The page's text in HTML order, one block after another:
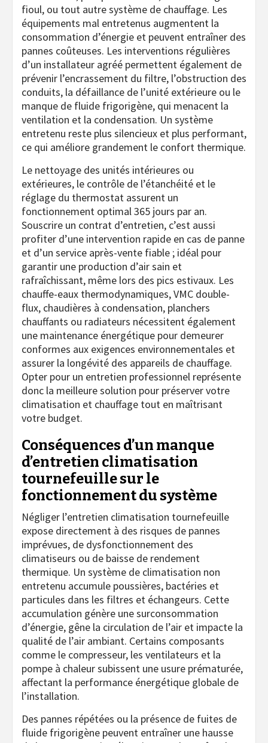
fioul, ou tout autre système de chauffage. Les
équipements mal entretenus augmentent la
consommation d’énergie et peuvent entraîner des
pannes coûteuses. Les interventions régulières
d’un installateur agréé permettent également de
prévenir l’encrassement du filtre, l’obstruction des
conduits, la défaillance de l’unité extérieure ou le
manque de fluide frigorigène, qui menacent la
ventilation et la condensation. Un système
entretenu reste plus silencieux et plus performant,
ce qui améliore grandement le confort thermique.
Le nettoyage des unités intérieures ou
extérieures, le contrôle de l’étanchéité et le
réglage du thermostat assurent un
fonctionnement optimal 365 jours par an.
Souscrire un contrat d’entretien, c’est aussi
profiter d’une intervention rapide en cas de panne
et d’un service après-vente fiable ; idéal pour
garantir une production d’air sain et
rafraîchissant, même lors des pics estivaux. Les
chauffe-eaux thermodynamiques, VMC double-
flux, chaudières à condensation, planchers
chauffants ou radiateurs nécessitent également
une maintenance énergétique pour demeurer
conformes aux exigences environnementales et
assurer la longévité des appareils de chauffage.
Opter pour un entretien professionnel représente
donc la meilleure solution pour préserver votre
climatisation et chauffage tout en maîtrisant
votre budget.
Conséquences d’un manque
d’entretien climatisation
tournefeuille sur le
fonctionnement du système
Négliger l’entretien climatisation tournefeuille
expose directement à des risques de pannes
imprévues, de dysfonctionnement des
climatiseurs ou de baisse de rendement
thermique. Un système de climatisation non
entretenu accumule poussières, bactéries et
particules dans les filtres et échangeurs. Cette
accumulation génère une surconsommation
d’énergie, gêne la circulation de l’air et impacte la
qualité de l’air ambiant. Certains composants
comme le compresseur, les ventilateurs et la
pompe à chaleur subissent une usure prématurée,
affectant la performance énergétique globale de
l’installation.
Des pannes répétées ou la présence de fuites de
fluide frigorigène peuvent entraîner une hausse